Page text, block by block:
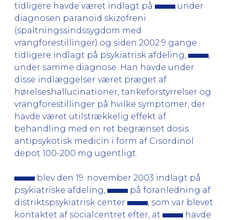
tidligere havde været indlagt på
under
diagnosen paranoid skizofreni
(spaltningssindssygdom med
vrangforestillinger) og siden 2002 9 gange
tidligere indlagt på psykiatrisk afdeling,
under samme diagnose. Han havde under
disse indlæggelser været præget af
hørelseshallucinationer, tankeforstyrrelser og
vrangforestillinger på hvilke symptomer, der
havde været utilstrækkelig effekt af
behandling med en ret begrænset dosis
antipsykotisk medicin i form af Cisordinol
depot 100-200 mg ugentligt.
blev den 19. november 2003 indlagt på
psykiatriske afdeling,
på foranledning af
distriktspsykiatrisk center
, som var blevet
kontaktet af socialcentret efter, at
havde